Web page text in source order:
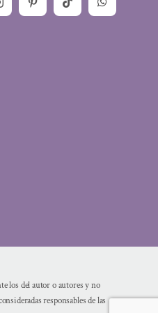
los del autor o autores y no
responsables de las